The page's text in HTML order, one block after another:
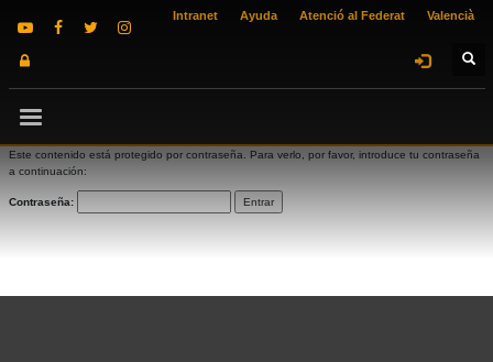
Intranet Ayuda Atenció al Federat Valencià
Este contenido está protegido por contraseña. Para verlo, por favor, introduce tu contraseña
a continuación:
Contraseña: